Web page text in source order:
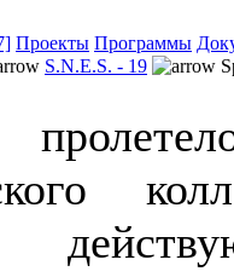
Проекты Программы
S.N.E.S. - 19